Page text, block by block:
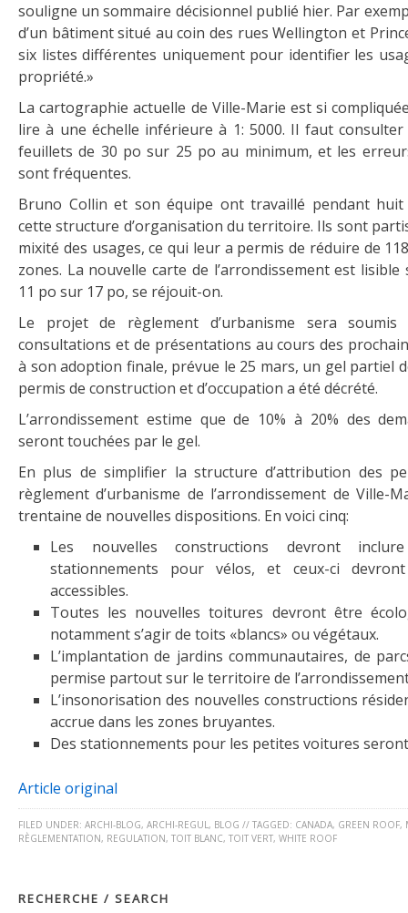
souligne un sommaire décisionnel publié hier. Par
d’un bâtiment situé au coin des rues Wellington et
six listes différentes uniquement pour identifier les
propriété.»
La cartographie actuelle de Ville-Marie est si
lire à une échelle inférieure à 1: 5000. Il faut
feuillets de 30 po sur 25 po au minimum, et les
sont fréquentes.
Bruno Collin et son équipe ont travaillé pendant
cette structure d’organisation du territoire. Ils sont
mixité des usages, ce qui leur a permis de réduire de
zones. La nouvelle carte de l’arrondissement est
11 po sur 17 po, se réjouit-on.
Le projet de règlement d’urbanisme sera
consultations et de présentations au cours des
à son adoption finale, prévue le 25 mars, un gel partiel
permis de construction et d’occupation a été décrété.
L’arrondissement estime que de 10% à 20% des
seront touchées par le gel.
En plus de simplifier la structure d’attribution des
règlement d’urbanisme de l’arrondissement de Ville-
trentaine de nouvelles dispositions. En voici cinq:
Les nouvelles constructions devront
stationnements pour vélos, et ceux-ci
accessibles.
Toutes les nouvelles toitures devront être
notamment s’agir de toits «blancs» ou végétaux.
L’implantation de jardins communautaires, de
permise partout sur le territoire de
L’insonorisation des nouvelles constructions
accrue dans les zones bruyantes.
Des stationnements pour les petites voitures
Article original
FILED UNDER: ARCHI-BLOG, ARCHI-REGUL, BLOG // TAGGED: CANADA, GREEN ROOF,
RÈGLEMENTATION, REGULATION, TOIT BLANC, TOIT VERT, WHITE ROOF
RECHERCHE / SEARCH